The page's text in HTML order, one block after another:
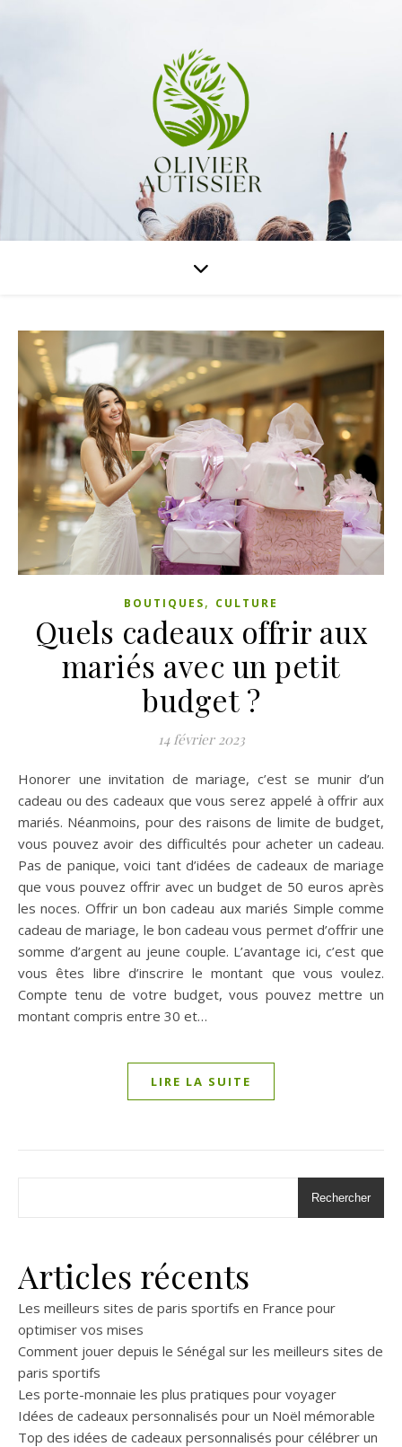
BOUTIQUES, CULTURE
Quels cadeaux offrir aux
mariés avec un petit
budget ?
14 février 2023
Honorer une invitation de mariage, c’est se munir d’un
cadeau ou des cadeaux que vous serez appelé à offrir aux
mariés. Néanmoins, pour des raisons de limite de budget,
vous pouvez avoir des difficultés pour acheter un cadeau.
Pas de panique, voici tant d’idées de cadeaux de mariage
que vous pouvez offrir avec un budget de 50 euros après
les noces. Offrir un bon cadeau aux mariés Simple comme
cadeau de mariage, le bon cadeau vous permet d’offrir une
somme d’argent au jeune couple. L’avantage ici, c’est que
vous êtes libre d’inscrire le montant que vous voulez.
Compte tenu de votre budget, vous pouvez mettre un
montant compris entre 30 et…
LIRE LA SUITE
Rechercher
Articles récents
Les meilleurs sites de paris sportifs en France pour
optimiser vos mises
Comment jouer depuis le Sénégal sur les meilleurs sites de
paris sportifs
Les porte-monnaie les plus pratiques pour voyager
Idées de cadeaux personnalisés pour un Noël mémorable
Top des idées de cadeaux personnalisés pour célébrer un